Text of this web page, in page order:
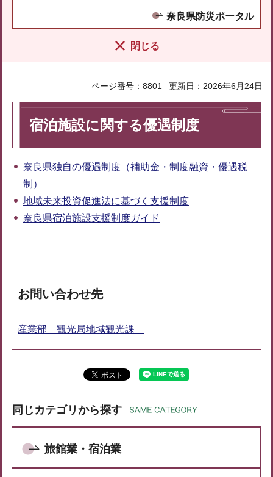
奈良県防災ポータル
閉じる
ページ番号：8801 更新日：2026年6月24日
宿泊施設に関する優遇制度
奈良県独自の優遇制度（補助金・制度融資・優遇税
制）
地域未来投資促進法に基づく支援制度
奈良県宿泊施設支援制度ガイド
お問い合わせ先
産業部 観光局地域観光課
同じカテゴリから探す
旅館業・宿泊業